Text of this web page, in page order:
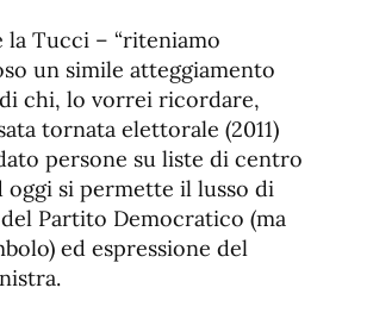
la Tucci – “riteniamo
un simile atteggiamento
chi, lo vorrei ricordare,
tornata elettorale (2011)
persone su liste di centro
oggi si permette il lusso di
Partito Democratico (ma
ed espressione del